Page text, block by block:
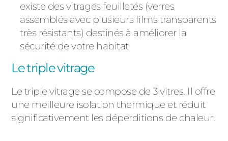
existe des vitrages feuilletés (verres
assemblés avec plusieurs films transparents
très résistants) destinés à améliorer la
sécurité de votre habitat
Le triple vitrage
Le triple vitrage se compose de 3 vitres. Il offre
une meilleure isolation thermique et réduit
significativement les déperditions de chaleur.